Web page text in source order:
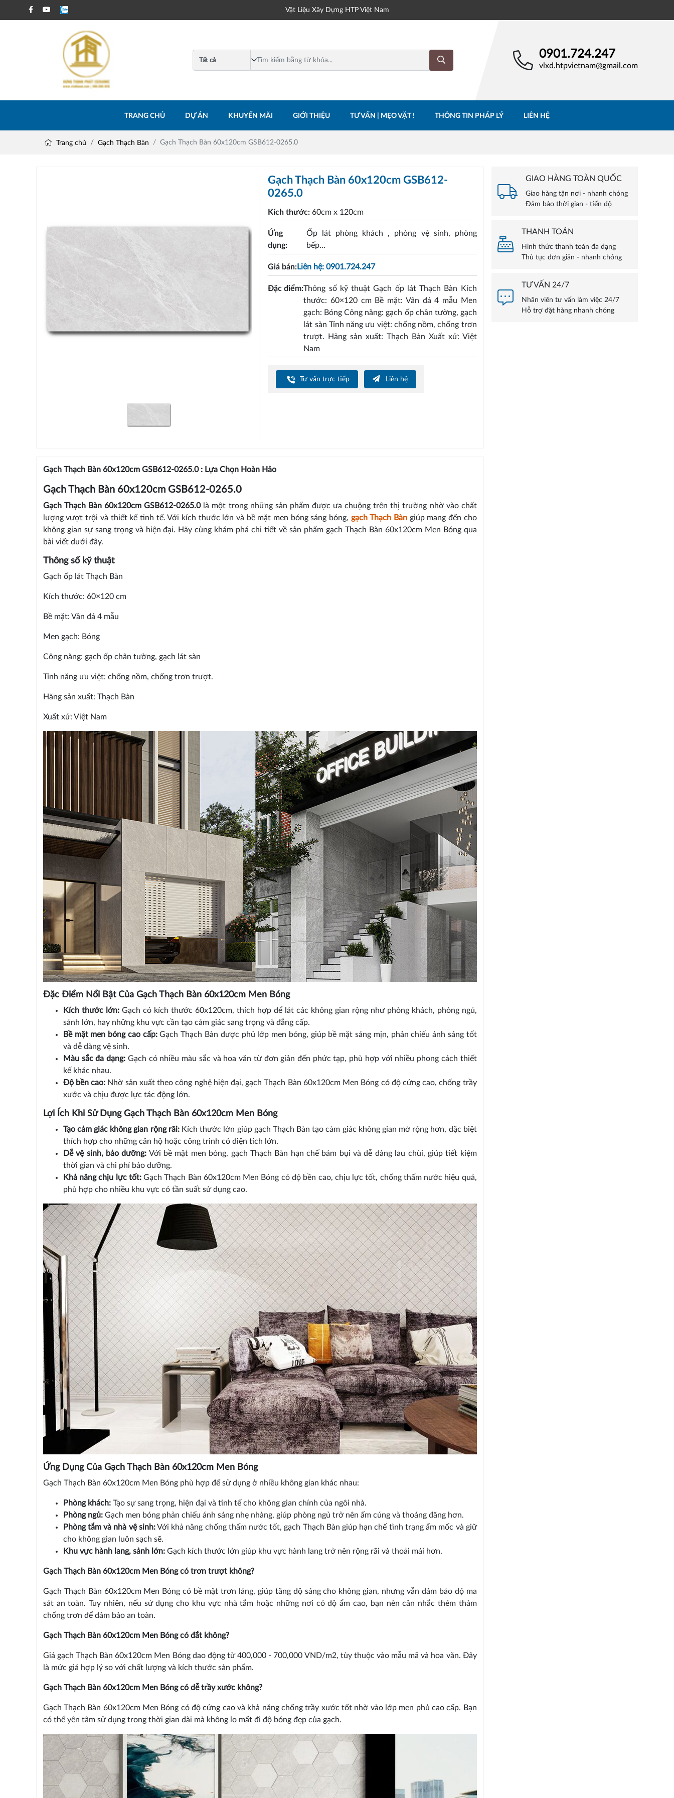
Vật Liệu Xây Dựng HTP Việt Nam
0901.724.247
vlxd.htpvietnam@gmail.com
TRANG CHỦ DỰ ÁN KHUYẾN MÃI GIỚI THIỆU TƯ VẤN | MẸO VẶT ! THÔNG TIN PHÁP LÝ LIÊN HỆ
Trang chủ Gạch Thạch Bàn Gạch Thạch Bàn 60x120cm GSB612-0265.0
Gạch Thạch Bàn 60x120cm GSB612-
0265.0
Kích thước:60cm x 120cm
Ứng
dụng:
Ốp lát phòng khách , phòng vệ sinh, phòng
bếp...
Giá bán:Liên hệ: 0901.724.247
Đặc điểm:Thông số kỹ thuật Gạch ốp lát Thạch Bàn Kích
thước: 60×120 cm Bề mặt: Vân đá 4 mẫu Men
gạch: Bóng Công năng: gạch ốp chân tường, gạch
lát sàn Tính năng ưu việt: chống nồm, chống trơn
trượt. Hãng sản xuất: Thạch Bàn Xuất xứ: Việt
Nam
Tư vấn trực tiếp Liên hệ
Gạch Thạch Bàn 60x120cm GSB612-0265.0 : Lựa Chọn Hoàn Hảo
Gạch Thạch Bàn 60x120cm GSB612-0265.0
Gạch Thạch Bàn 60x120cm GSB612-0265.0 là một trong những sản phẩm được ưa chuộng trên thị trường nhờ vào chất
lượng vượt trội và thiết kế tinh tế. Với kích thước lớn và bề mặt men bóng sáng bóng, gạch Thạch Bàn giúp mang đến cho
không gian sự sang trọng và hiện đại. Hãy cùng khám phá chi tiết về sản phẩm gạch Thạch Bàn 60x120cm Men Bóng qua
bài viết dưới đây.
Thông số kỹ thuật
Gạch ốp lát Thạch Bàn
Kích thước: 60×120 cm
Bề mặt: Vân đá 4 mẫu
Men gạch: Bóng
Công năng: gạch ốp chân tường, gạch lát sàn
Tính năng ưu việt: chống nồm, chống trơn trượt.
Hãng sản xuất: Thạch Bàn
Xuất xứ: Việt Nam
Đặc Điểm Nổi Bật Của Gạch Thạch Bàn 60x120cm Men Bóng
Kích thước lớn:Gạch có kích thước 60x120cm, thích hợp để lát các không gian rộng như phòng khách, phòng ngủ,
sảnh lớn, hay những khu vực cần tạo cảm giác sang trọng và đẳng cấp.
Bề mặt men bóng cao cấp:Gạch Thạch Bàn được phủ lớp men bóng, giúp bề mặt sáng mịn, phản chiếu ánh sáng tốt
và dễ dàng vệ sinh.
Màu sắc đa dạng: Gạch có nhiều màu sắc và hoa văn từ đơn giản đến phức tạp, phù hợp với nhiều phong cách thiết
kế khác nhau.
Độ bền cao: Nhờ sản xuất theo công nghệ hiện đại, gạch Thạch Bàn 60x120cm Men Bóng có độ cứng cao, chống trầy
xước và chịu được lực tác động lớn.
Lợi Ích Khi Sử Dụng Gạch Thạch Bàn 60x120cm Men Bóng
Tạo cảm giác không gian rộng rãi:Kích thước lớn giúp gạch Thạch Bàn tạo cảm giác không gian mở rộng hơn, đặc biệt
thích hợp cho những căn hộ hoặc công trình có diện tích lớn.
Dễ vệ sinh, bảo dưỡng: Với bề mặt men bóng, gạch Thạch Bàn hạn chế bám bụi và dễ dàng lau chùi, giúp tiết kiệm
thời gian và chi phí bảo dưỡng.
Khả năng chịu lực tốt:Gạch Thạch Bàn 60x120cm Men Bóng có độ bền cao, chịu lực tốt, chống thấm nước hiệu quả,
phù hợp cho nhiều khu vực có tần suất sử dụng cao.
Ứng Dụng Của Gạch Thạch Bàn 60x120cm Men Bóng
Gạch Thạch Bàn 60x120cm Men Bóng phù hợp để sử dụng ở nhiều không gian khác nhau:
Phòng khách:Tạo sự sang trọng, hiện đại và tinh tế cho không gian chính của ngôi nhà.
Phòng ngủ:Gạch men bóng phản chiếu ánh sáng nhẹ nhàng, giúp phòng ngủ trở nên ấm cúng và thoáng đãng hơn.
Phòng tắm và nhà vệ sinh:Với khả năng chống thấm nước tốt, gạch Thạch Bàn giúp hạn chế tình trạng ẩm mốc và giữ
cho không gian luôn sạch sẽ.
Khu vực hành lang, sảnh lớn:Gạch kích thước lớn giúp khu vực hành lang trở nên rộng rãi và thoải mái hơn.
Gạch Thạch Bàn 60x120cm Men Bóng có trơn trượt không?
Gạch Thạch Bàn 60x120cm Men Bóng có bề mặt trơn láng, giúp tăng độ sáng cho không gian, nhưng vẫn đảm bảo độ ma
sát an toàn. Tuy nhiên, nếu sử dụng cho khu vực nhà tắm hoặc những nơi có độ ẩm cao, bạn nên cân nhắc thêm thảm
chống trơn để đảm bảo an toàn.
Gạch Thạch Bàn 60x120cm Men Bóng có đắt không?
Giá gạch Thạch Bàn 60x120cm Men Bóng dao động từ 400,000 - 700,000 VND/m2, tùy thuộc vào mẫu mã và hoa văn. Đây
là mức giá hợp lý so với chất lượng và kích thước sản phẩm.
Gạch Thạch Bàn 60x120cm Men Bóng có dễ trầy xước không?
Gạch Thạch Bàn 60x120cm Men Bóng có độ cứng cao và khả năng chống trầy xước tốt nhờ vào lớp men phủ cao cấp. Bạn
có thể yên tâm sử dụng trong thời gian dài mà không lo mất đi độ bóng đẹp của gạch.
GIAO HÀNG TOÀN QUỐC
Giao hàng tận nơi - nhanh chóng
Đảm bảo thời gian - tiến độ
THANH TOÁN
Hình thức thanh toán đa dạng
Thủ tục đơn giản - nhanh chóng
TƯ VẤN 24/7
Nhân viên tư vấn làm việc 24/7
Hỗ trợ đặt hàng nhanh chóng